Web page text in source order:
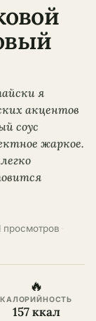
я
акцентов
соус
жаркое.
просмотров
🔥
КАЛОРИЙНОСТЬ
157 ккал